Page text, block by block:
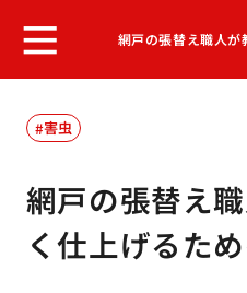
網戸の張替え職人
害虫
網戸の張替え
く仕上げるた